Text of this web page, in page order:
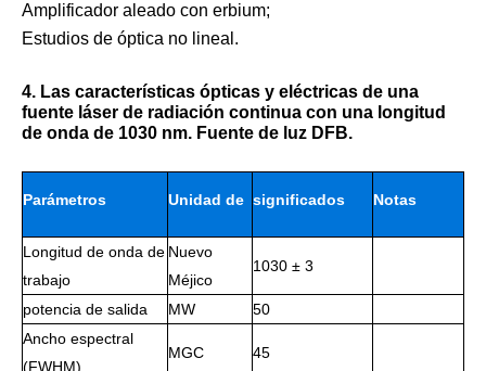
Amplificador aleado con erbium;
Estudios de óptica no lineal.
4. Las características ópticas y eléctricas de una
fuente láser de radiación continua con una longitud
de onda de 1030 nm. Fuente de luz DFB.
Parámetros Unidad de
trabajo
significados Notas
Longitud de onda de
trabajo
Nuevo
Méjico
1030 ± 3
potencia de salida MW
50
Ancho espectral
(FWHM)
MGC 45